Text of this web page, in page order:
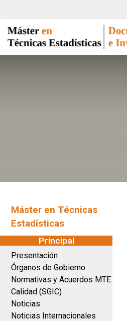
Máster en Técnicas
Estadísticas
Principal
Presentación
Órganos de Gobierno
Normativas y Acuerdos MTE
Calidad (SGIC)
Noticias
Noticias Internacionales